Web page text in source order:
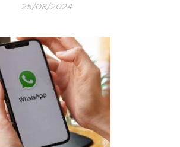
25/08/2024